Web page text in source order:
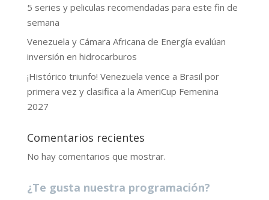
5 series y peliculas recomendadas para este fin de
semana
Venezuela y Cámara Africana de Energía evalúan
inversión en hidrocarburos
¡Histórico triunfo! Venezuela vence a Brasil por
primera vez y clasifica a la AmeriCup Femenina
2027
Comentarios recientes
No hay comentarios que mostrar.
¿Te gusta nuestra programación?